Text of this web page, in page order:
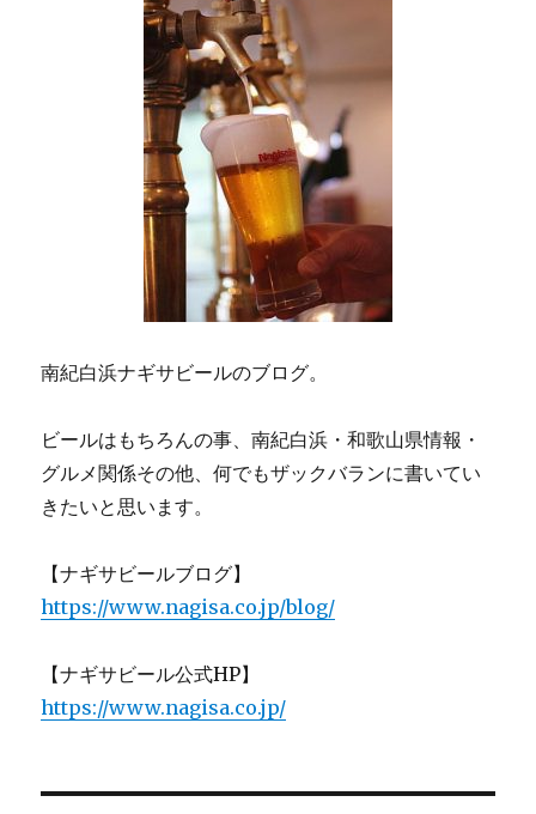
南紀白浜ナギサビールのブログ。
ビールはもちろんの事、南紀白浜・和歌山県情報・
グルメ関係その他、何でもザックバランに書いてい
きたいと思います。
【ナギサビールブログ】
https://www.nagisa.co.jp/blog/
【ナギサビール公式HP】
https://www.nagisa.co.jp/